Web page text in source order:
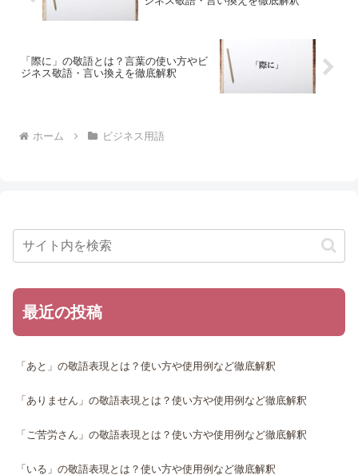
「際に」の敬語とは？言葉の使い方やビ
ジネス敬語・言い換えを徹底解釈
ホーム ビジネス用語
最近の投稿
「あと」の敬語表現とは？使い方や使用例など徹底解釈
「ありません」の敬語表現とは？使い方や使用例など徹底解釈
「ご苦労さん」の敬語表現とは？使い方や使用例など徹底解釈
「いる」の敬語表現とは？使い方や使用例など徹底解釈